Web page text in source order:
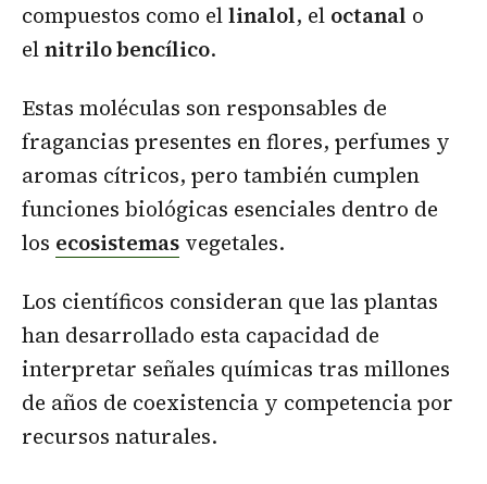
compuestos como ellinalol, el octanal o
elnitrilo bencílico.
Estas moléculas son responsables de
fragancias presentes en flores, perfumes y
aromas cítricos, pero también cumplen
funciones biológicas esenciales dentro de
los ecosistemas vegetales.
Los científicos consideran que las plantas
han desarrollado esta capacidad de
interpretar señales químicas tras millones
de años de coexistencia y competencia por
recursos naturales.